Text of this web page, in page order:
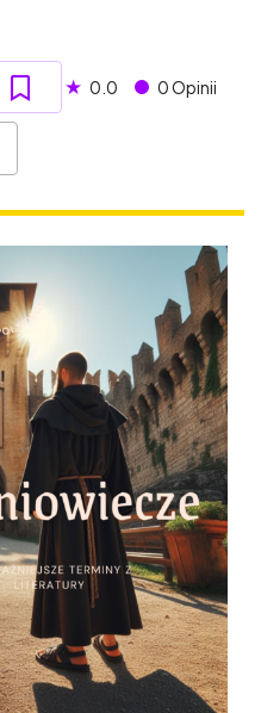
★ 0.0 0 Opinii